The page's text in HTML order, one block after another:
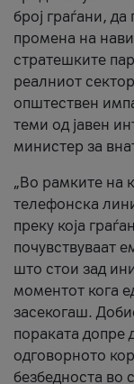
број граѓани,
промена на
стратешките
реалниот
општествен
теми од јавен
министер за
„Во рамките на
телефонска
преку која
почувствуваат
што стои зад
моментот кога
засекогаш.
пораката допре
одговорното
безбедноста во